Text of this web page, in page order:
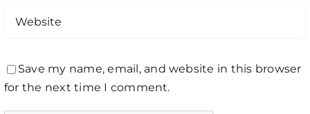
Save my name, email, and website in this browser
for the next time I comment.